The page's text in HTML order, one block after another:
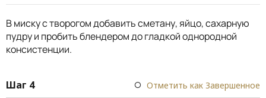
В миску с творогом добавить сметану, яйцо, сахарную
пудру и пробить блендером до гладкой однородной
консистенции.
Шаг 4 Отметить как Завершенное